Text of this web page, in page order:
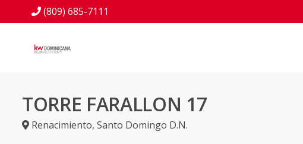
(809) 685-7111
TORRE FARALLON 17
Renacimiento, Santo Domingo D.N.